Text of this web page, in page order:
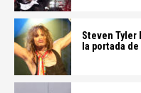
Steven Tyler
la portada